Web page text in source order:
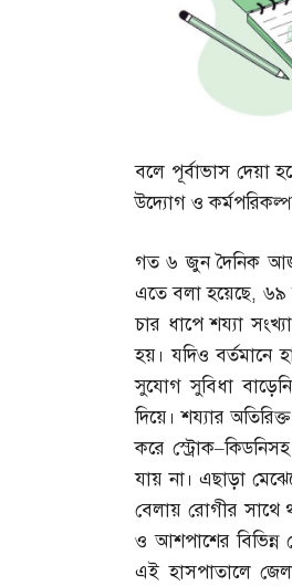
বলে পূর্বাভাস দেয়া
উদ্যোগ ও
গত ৬ জুন দৈনিক
এতে বলা হয়েছে, ৬৯
চার ধাপে শয্যা
হয়। যদিও বর্তমানে
সুযোগ সুবিধা
দিয়ে। শয্যার
করে স্ট্রোক–
যায় না। এছাড়া
বেলায় রোগীর সাথে
ও আশপাশের বিভিন্ন
এই হাসপাতালে